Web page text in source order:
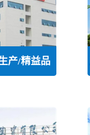
产/精益品